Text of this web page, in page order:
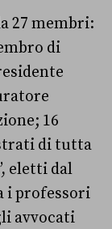
27 membri:
di
16
di tutta
eletti dal
i professori
avvocati